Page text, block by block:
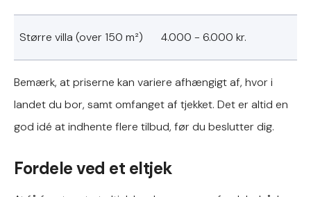
Større villa (over 150 m²) 4.000 - 6.000 kr.
Bemærk, at priserne kan variere afhængigt af, hvor i
landet du bor, samt omfanget af tjekket. Det er altid en
god idé at indhente flere tilbud, før du beslutter dig.
Fordele ved et eltjek